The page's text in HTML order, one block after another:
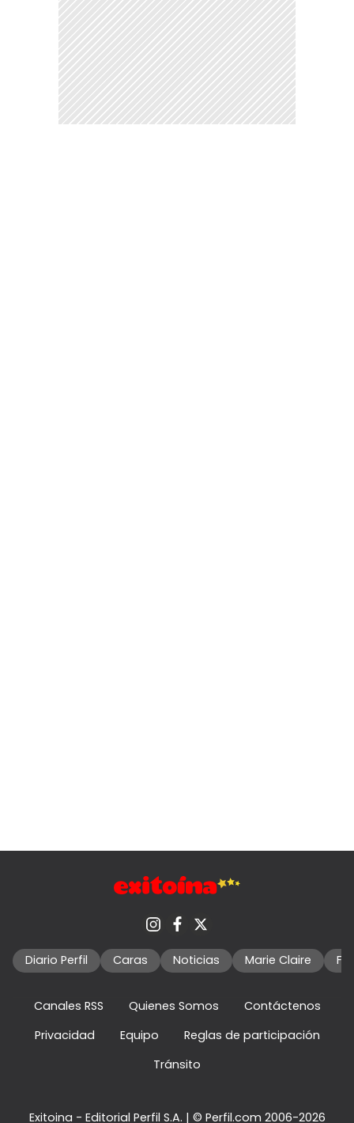
Diario Perfil Caras Noticias Marie Claire
Canales RSS Quienes Somos
Contáctenos
Privacidad
Equipo
Reglas de participación
Tránsito
Exitoina - Editorial Perfil S.A. | © Perfil.com 2006-2026